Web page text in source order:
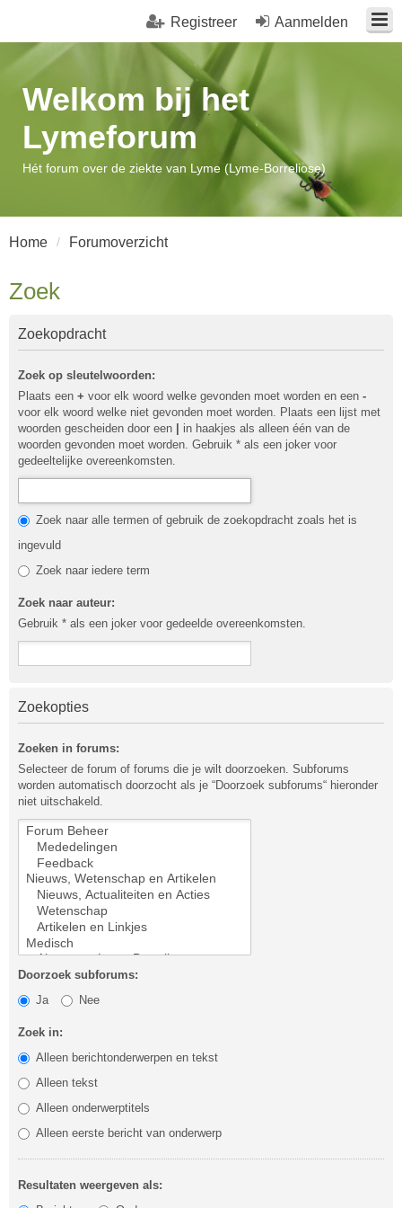
Aanmelden
Registreer
Welkom bij het
Lymeforum
Hét forum over de ziekte van Lyme (Lyme-Borreliose)
Home Forumoverzicht
Zoek
Zoekopdracht
Zoek op sleutelwoorden:
Plaats een + voor elk woord welke gevonden moet worden en een -
voor elk woord welke niet gevonden moet worden. Plaats een lijst met
woorden gescheiden door een
in haakjes als alleen één van de
woorden gevonden moet worden. Gebruik * als een joker voor
gedeeltelijke overeenkomsten.
Zoek naar alle termen of gebruik de zoekopdracht zoals het is
ingevuld
Zoek naar iedere term
Zoek naar auteur:
Gebruik * als een joker voor gedeelde overeenkomsten.
Zoekopties
Zoeken in forums:
Selecteer de forum of forums die je wilt doorzoeken. Subforums
worden automatisch doorzocht als je “Doorzoek subforums“ hieronder
niet uitschakeld.
Doorzoek subforums:
Ja
Nee
Zoek in:
Alleen berichtonderwerpen en tekst
Alleen tekst
Alleen onderwerptitels
Alleen eerste bericht van onderwerp
Resultaten weergeven als: